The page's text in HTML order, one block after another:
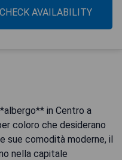
CHECK AVAILABILITY
in Centro a
coloro che desiderano
sue comodità moderne, il
nella capitale